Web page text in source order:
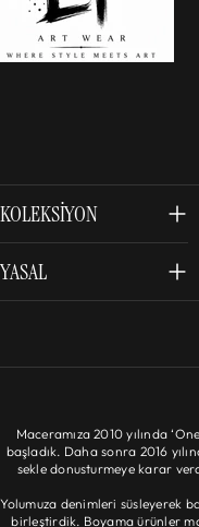
KOLEKSIYON
YASAL
Maceramıza 2010 yılında
başladık. Daha sonra 2016
sekle donusturmeye karar
Yolumuza denimleri süsleyerek
birleştirdik. Boyama ürünler